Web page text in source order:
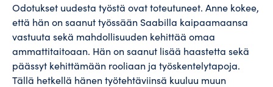
Odotukset uudesta työstä ovat toteutuneet. Anne kokee,
että hän on saanut työssään Saabilla kaipaamaansa
vastuuta sekä mahdollisuuden kehittää omaa
ammattitaitoaan. Hän on saanut lisää haastetta sekä
päässyt kehittämään rooliaan ja työskentelytapoja.
Tällä hetkellä hänen työtehtäviinsä kuuluu muun